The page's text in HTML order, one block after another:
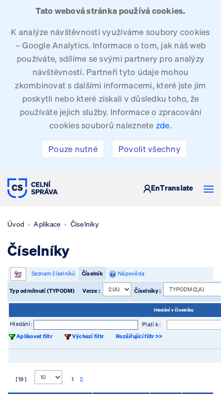
Tato webová stránka používá cookies.
K analýze návštěvnosti využíváme soubory cookies
– Google Analytics. Informace o tom, jak náš web
používáte, sdílíme se svými partnery pro analýzy
návštěvnosti. Partneři tyto údaje mohou
zkombinovat s dalšími informacemi, které jste jim
poskytli nebo které získali v důsledku toho, že
používáte jejich služby. Informace o zpracování
cookies souborů naleznete zde.
Pouze nutné Povolit všechny
CELNÍ SPRÁVA ČESKÉ REPUBLIKY
EnTranslate
Úvod Aplikace Číselníky
Číselníky
Seznam číselníků Číselník Nápověda
Typ odmítnutí (TYPODM) Verze : Číselníky :
Hledání v číselníku
Hledání :
Platí k :
Aplikovat filtr
Výchozí filtr Rozšiřující filtr >>
[ 19 ] 1 2